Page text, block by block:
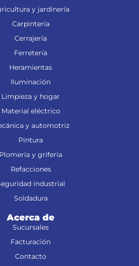
y jardinería
Carpintería
Cerrajería
Ferretería
Heramientas
Iluminación
Limpieza y hogar
Material eléctrico
y automotriz
Pintura
Plomería y grifería
Refacciones
industrial
Soldadura
Acerca de
Sucursales
Facturación
Contacto